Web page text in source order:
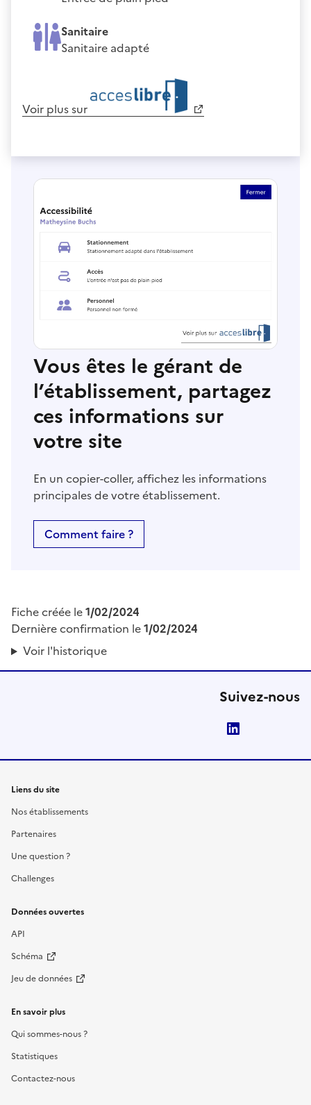
Sanitaire
Sanitaire adapté
Voir plus sur
Vous êtes le gérant de
l’établissement, partagez
ces informations sur
votre site
En un copier-coller, affichez les informations
principales de votre établissement.
Comment faire ?
Fiche créée le1/02/2024
Dernière confirmation le1/02/2024
Voir l'historique
Suivez-nous
Liens du site
Nos établissements
Partenaires
Une question ?
Challenges
Données ouvertes
API
Schéma
Jeu de données
En savoir plus
Qui sommes-nous ?
Statistiques
Contactez-nous